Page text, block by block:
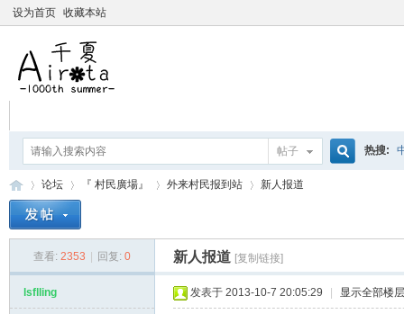
设为首页 收藏本站
帖子 热搜:
论坛
›
『 村民廣場』 外来村民报到站
›
新人报道
查看: 2353 回复: 0 新人报道 [复制链接]
lsflling 发表于 2013-10-7 20:05:29 显示全部楼层